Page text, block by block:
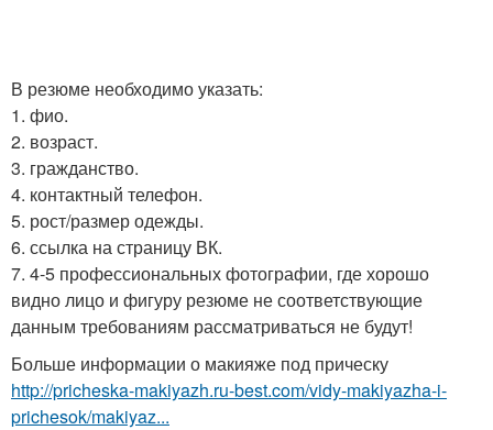
В резюме необходимо указать:
1. фио.
2. возраст.
3. гражданство.
4. контактный телефон.
5. рост/размер одежды.
6. ссылка на страницу ВК.
7. 4-5 профессиональных фотографии, где хорошо
видно лицо и фигуру резюме не соответствующие
данным требованиям рассматриваться не будут!
Больше информации о макияже под прическу
http://pricheska-makiyazh.ru-best.com/vidy-makiyazha-i-
prichesok/makiyaz...